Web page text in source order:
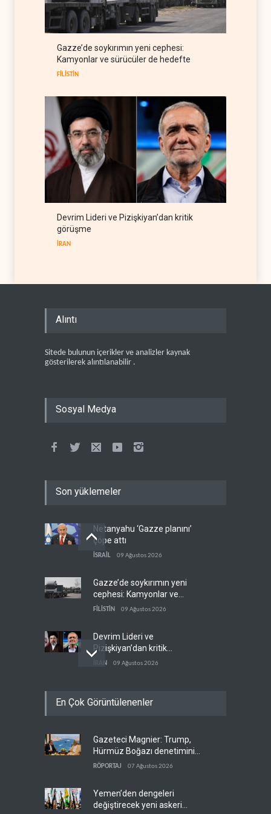
ülkelere yüzde 100'e varan
gümrük vergisi
RUSYA 09 Ağustos 2026
Demokratlar Trump için azil
süreci yerine soruşturma
Gazze’de soykırımın yeni cephesi:
Kamyonlar ve sürücüler de hedefte
FİLİSTİN
Devrim Lideri ve Pizişkiyan’dan kritik
görüşme
İRAN
Alıntı
Sitede bulunun içerikler ve analizler kaynak
gösterilerek alıntılanabilir .
Sosyal Medya
Son yüklemeler
Netanyahu ‘Gazze planını’
çöpe attı
İSRAİL 09 Ağustos 2026
Gazze’de soykırımın yeni
cephesi: Kamyonlar ve
sürücüler de hedefte
FİLİSTİN 09 Ağustos 2026
Devrim Lideri ve
Pizişkiyan’dan kritik
görüşme
İRAN 09 Ağustos 2026
güçlere büyük operasyon
Grönland’da izinsiz sondaj
hamlesi
BATI YARIM KÜRE
En Çok Görüntülenenler
Gazeteci Magnier: Trump,
Hürmüz Boğazı denetimini
doğrudan İran ve Umman'a
RÖPORTAJ 07 Ağustos 2026
Yemen’den dengeleri
değiştirecek yeni askeri